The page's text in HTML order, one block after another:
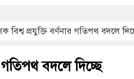
বিশ্ব প্রযুক্তি বর্ণনার গতিপথ বদলে
গতিপথ বদলে দিচ্ছে